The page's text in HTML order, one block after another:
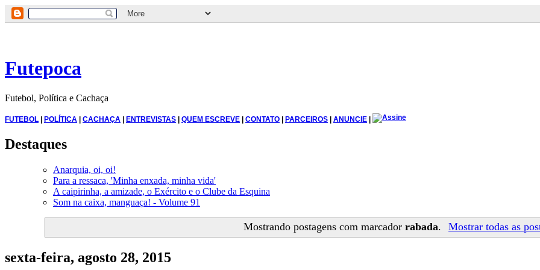
Futepoca
Futebol, Política e Cachaça
FUTEBOL | POLÍTICA | CACHAÇA | ENTREVISTAS | QUEM ESCREVE | CONTATO | PARCEIROS | ANUNCIE |
Destaques
Anarquia, oi, oi!
Para a ressaca, 'Minha enxada, minha vida'
A caipirinha, a amizade, o Exército e o Clube da Esquina
Som na caixa, manguaça! - Volume 91
Mostrando postagens com marcador rabada. Mostrar todas as
sexta-feira, agosto 28, 2015